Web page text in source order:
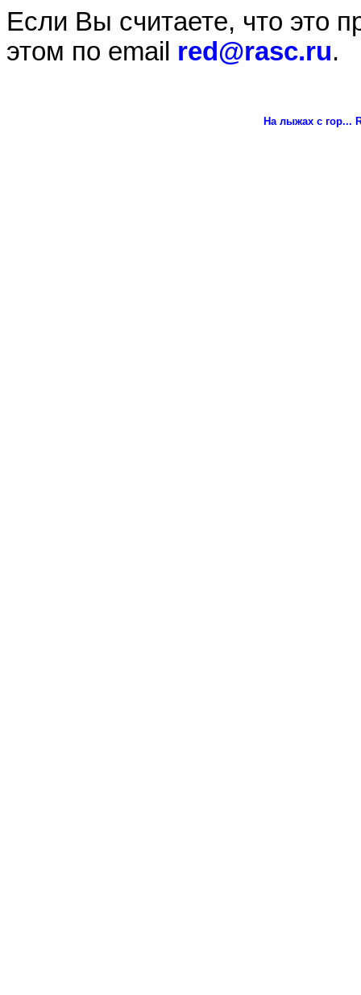
Если Вы считаете, что это
этом по email red@rasc.ru.
На лыжах с гор...